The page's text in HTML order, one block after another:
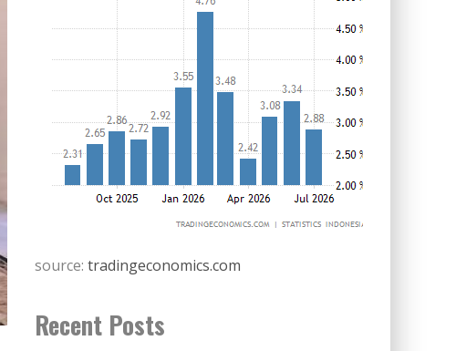
source: tradingeconomics.com
Recent Posts